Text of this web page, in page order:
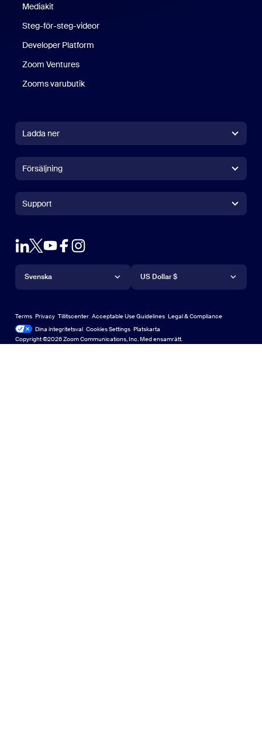
Mediakit
Steg-för-steg-videor
Developer Platform
Zoom Ventures
Zooms varubutik
Ladda ner
Zoom Rooms-appZoom Rooms-app
Zoom Rooms Controller
Outlook Plug-in
Android-app
Android-app
Försäljning
Contact Sales
Request a Demo
Webinars and Events
Zooms center för upplevelser
Zooms center för upplevelser
Zoom for Startups
Zoom for Startups
Support
Support
Account
Supportcenter
Learning Center
Technical Content LibraryTechnical Content Library
Feedback
Språk
Svenska
English
Español
Valuta
US Dollar $
Copyright ©2026 Zoom Communications, Inc. Med ensamrätt.
Terms Privacy Tillitscenter Acceptable Use Guidelines Legal & Compliance
Dina integritetsval Cookies Settings Platskarta
Platskarta